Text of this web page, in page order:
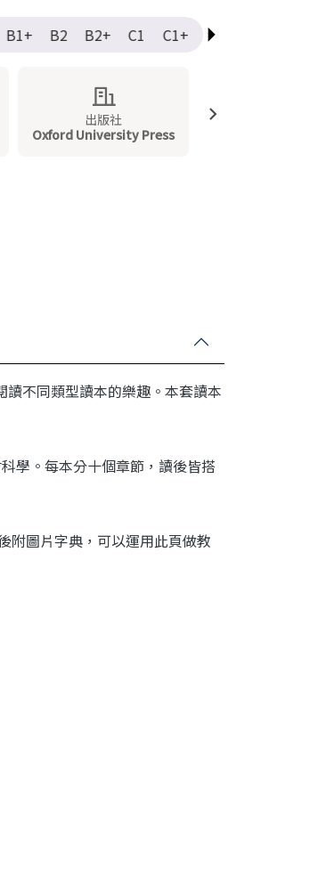
B1+ B2 B2+ C1 C1+ C2
出版社
Oxford University Press
不同類型讀本的樂趣。本套讀本
學。每本分十個章節，讀後皆搭
圖片字典，可以運用此頁做教